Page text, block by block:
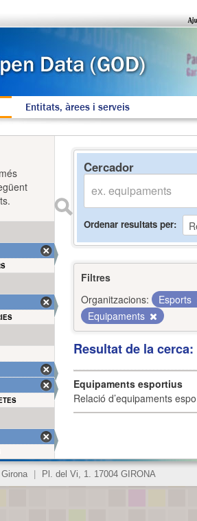
Entitats, àrees i serveis
Cercador
Ordenar resultats per
Filtres
Organitzacions:
Esports
Equipaments
Resultat de la
Equipaments esportius
Relació d’equipaments
Pl. del Vi, 1. 17004 GIRONA